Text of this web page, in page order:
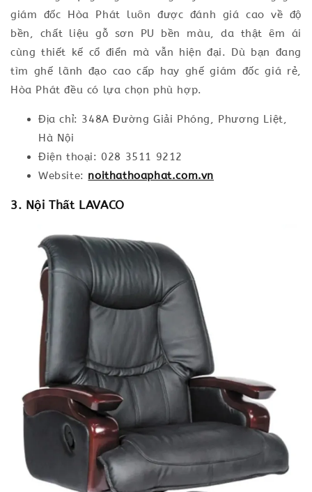
giám đốc Hòa Phát luôn được đánh giá cao về độ
bền, chất liệu gỗ sơn PU bền màu, da thật êm ái
cùng thiết kế cổ điển mà vẫn hiện đại. Dù bạn đang
tìm ghế lãnh đạo cao cấp hay ghế giám đốc giá rẻ,
Hòa Phát đều có lựa chọn phù hợp.
Địa chỉ: 348A Đường Giải Phóng, Phương Liệt,
Hà Nội
Điện thoại: 028 3511 9212
Website: noithathoaphat.com.vn
3. Nội Thất LAVACO